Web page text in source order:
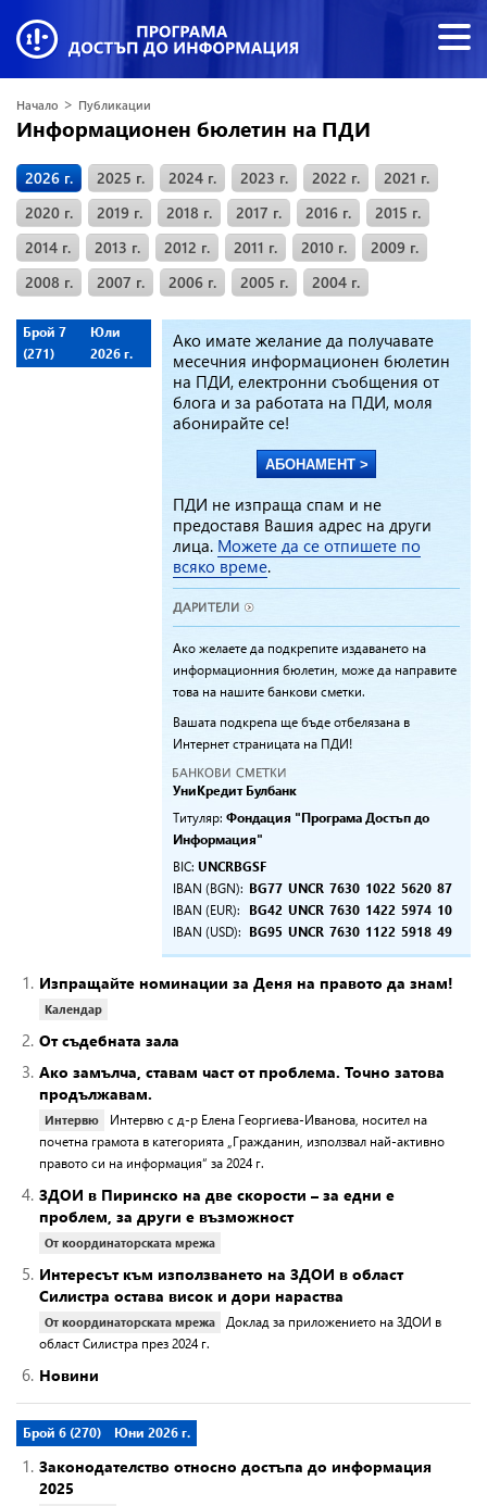
Начало > Публикации
Информационен бюлетин на ПДИ
2026 г. 2025 г. 2024 г. 2023 г. 2022 г.
2021 г.
2020 г.
2019 г. 2018 г. 2017 г. 2016 г.
2015 г.
2014 г.
2013 г. 2012 г. 2011 г. 2010 г.
2009 г.
2008 г.
2007 г. 2006 г. 2005 г. 2004 г.
Ако имате желание да получавате
месечния информационен бюлетин
на ПДИ, електронни съобщения от
блога и за работата на ПДИ, моля
абонирайте се!
АБОНАМЕНТ >
ПДИ не изпраща спам и не
предоставя Вашия адрес на други
лица. Можете да се отпишете по
всяко време.
Ако желаете да подкрепите издаването на
информационния бюлетин, може да направите
това на нашите банкови сметки.
Вашата подкрепа ще бъде отбелязана в
Интернет страницата на ПДИ!
УниKредит Булбанк
Титуляр: Фондация "Програма Достъп до
Информация"
BIC: UNCRBGSF
IBAN (BGN): BG77 UNCR 7630 1022 5620 87
IBAN (EUR):
BG42 UNCR 7630 1422 5974 10
IBAN (USD): BG95 UNCR 7630 1122 5918 49
Брой 7
(271)
Юли
2026 г.
1. Изпращайте номинации за Деня на правото да знам!
Календар
2. От съдебната зала
3. Ако замълча, ставам част от проблема. Точно затова
продължавам.
Интервю
Интервю с д-р Елена Георгиева-Иванова, носител на
почетна грамота в категорията „Гражданин, използвал най-активно
правото си на информация“ за 2024 г.
4. ЗДОИ в Пиринско на две скорости – за едни е
проблем, за други е възможност
От координаторската мрежа
5. Интересът към използването на ЗДОИ в област
Силистра остава висок и дори нараства
От координаторската мрежа
Доклад за приложението на ЗДОИ в
област Силистра през 2024 г.
6. Новини
Брой 6 (270) Юни 2026 г.
1. Законодателство относно достъпа до информация
2025